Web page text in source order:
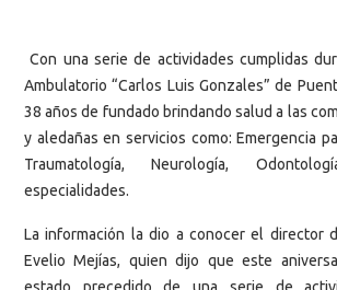
Con una serie de actividades cumplidas
Ambulatorio “Carlos Luis Gonzales” de
38 años de fundado brindando salud a las
y aledañas en servicios como: Emergencia
Traumatología, Neurología,
especialidades.
La información la dio a conocer el director
Evelio Mejías, quien dijo que este
estado precedido de una serie de